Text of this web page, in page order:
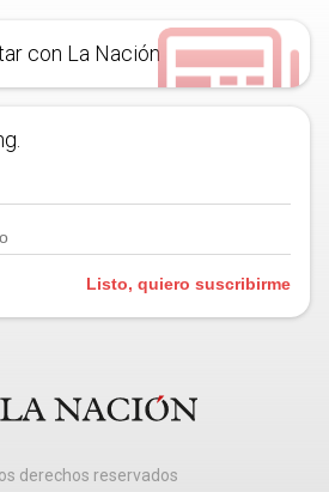
con La Nación
Listo, quiero suscribirme
derechos reservados